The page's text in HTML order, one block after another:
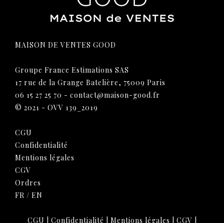
MAISON DE VENTES GOOD
Groupe France Estimations SAS
17 rue de la Grange Batelière, 75009 Paris
06 15 27 25 70 - contact@maison-good.fr
© 2021 - OVV 139_2019
CGU
Confidentialité
Mentions légales
CGV
Ordres
FR / EN
CGU Confidentialité Mentions légales CGV